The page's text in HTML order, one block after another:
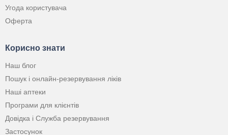
Угода користувача
Оферта
Корисно знати
Наш блог
Пошук і онлайн-резервування ліків
Наші аптеки
Програми для клієнтів
Довідка і Служба резервування
Застосунок